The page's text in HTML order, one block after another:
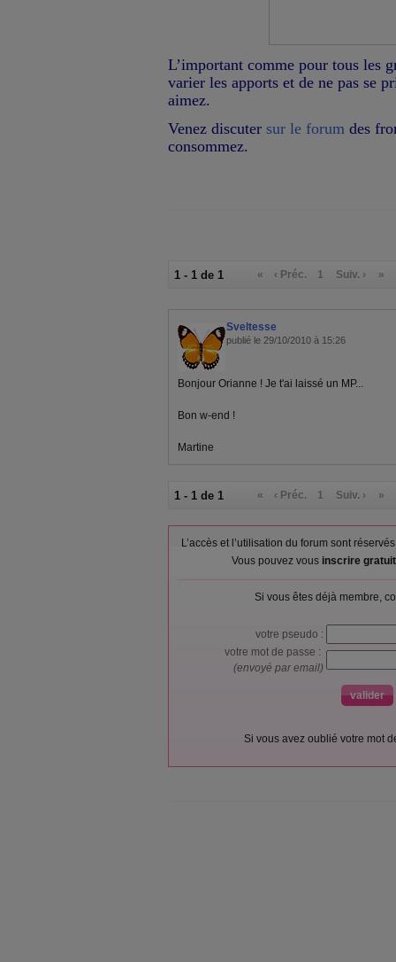
L’important comme pour tous les
varier les apports et de ne pas se
aimez.
Venez discuter sur le forum des
consommez.
1 - 1 de 1 « ‹ Préc. 1 Suiv. › »
Sveltesse
publié le 29/10/2010 à 15:26
Bonjour Orianne ! Je t'ai laissé un MP...
Bon w-end !
Martine
1 - 1 de 1 « ‹ Préc. 1 Suiv. › »
L’accès et l’utilisation du forum sont
Vous pouvez vous inscrire
Si vous êtes déjà membre,
votre pseudo :
votre mot de passe :
(envoyé par email)
Si vous avez oublié votre mot